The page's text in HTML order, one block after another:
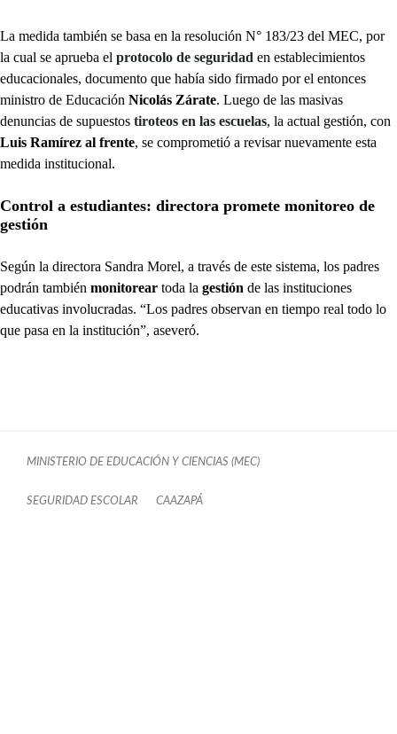
La medida también se basa en la resolución N° 183/23 del MEC, por
la cual se aprueba el protocolo de seguridad en establecimientos
educacionales, documento que había sido firmado por el entonces
ministro de Educación Nicolás Zárate. Luego de las masivas
denuncias de supuestos tiroteos en las escuelas, la actual gestión, con
Luis Ramírez al frente, se comprometió a revisar nuevamente esta
medida institucional.
Control a estudiantes: directora promete monitoreo de
gestión
Según la directora Sandra Morel, a través de este sistema, los padres
podrán también monitorear toda la gestión de las instituciones
educativas involucradas. “Los padres observan en tiempo real todo lo
que pasa en la institución”, aseveró.
MINISTERIO DE EDUCACIÓN Y CIENCIAS (MEC)
SEGURIDAD ESCOLAR CAAZAPÁ